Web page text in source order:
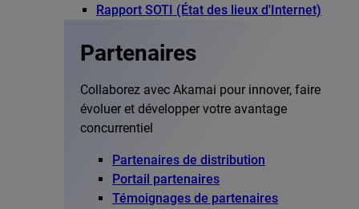
Rapport SOTI (État des lieux d'Internet)
Partenaires
Collaborez avec Akamai pour innover, faire
évoluer et développer votre avantage
concurrentiel
Partenaires de distribution
Portail partenaires
Témoignages de partenaires